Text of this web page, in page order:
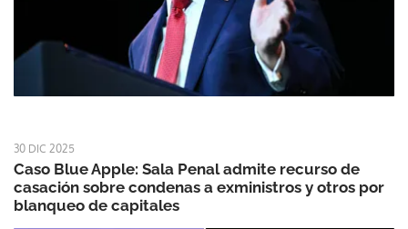
30 DIC 2025
Caso Blue Apple: Sala Penal admite recurso de
casación sobre condenas a exministros y otros por
blanqueo de capitales